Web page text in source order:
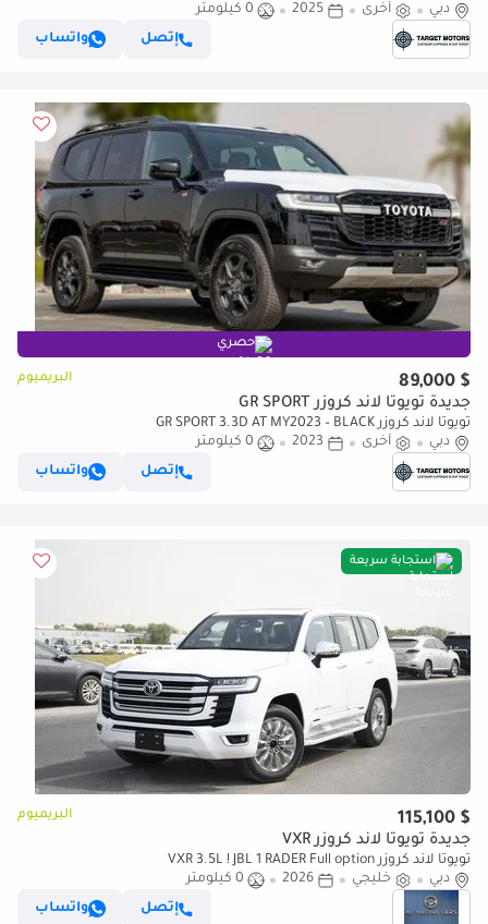
دبي
أخرى 2025
0 كيلومتر
إتصل
واتساب
حصري
$ 89,000 البريميوم
جديدة تويوتا لاند كروزر GR SPORT
تويوتا لاند كروزر GR SPORT 3.3D AT MY2023 – BLACK
دبي
أخرى 2023
0 كيلومتر
إتصل
واتساب
استجابة سريعة
$ 115,100 البريميوم
جديدة تويوتا لاند كروزر VXR
تويوتا لاند كروزر VXR 3.5L ! JBL 1 RADER Full option
دبي
خليجي 2026
0 كيلومتر
إتصل
واتساب